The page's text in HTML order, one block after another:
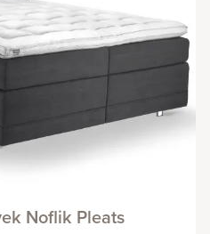
Noflik Pleats